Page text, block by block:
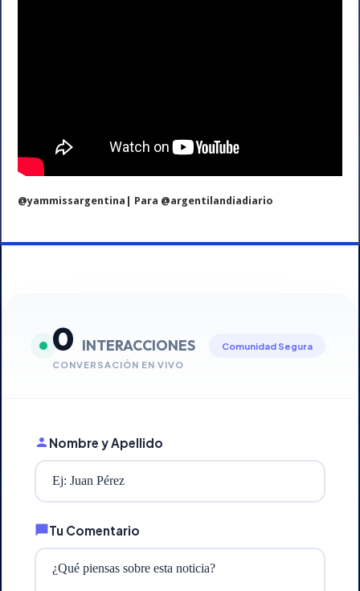
@yammissargentina| Para @argentilandiadiario
0 INTERACCIONES
CONVERSACIÓN EN VIVO
Comunidad Segura
Nombre y Apellido
Tu Comentario